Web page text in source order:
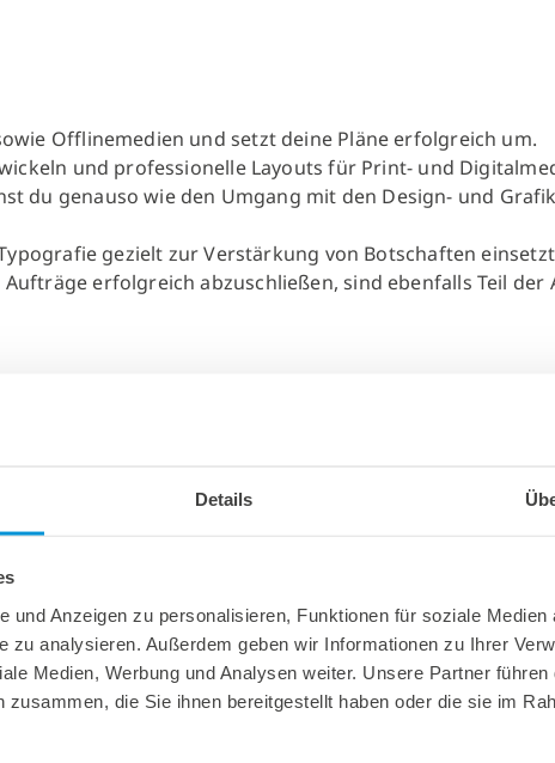
Details
und Anzeigen zu personalisieren, Funktionen für soziale Medien
zu analysieren. Außerdem geben wir Informationen zu Ihrer
Medien, Werbung und Analysen weiter. Unsere Partner
zusammen, die Sie ihnen bereitgestellt haben oder die sie im
Offlinemedien und setzt deine Pläne erfolgreich um.
und professionelle Layouts für Print- und
du genauso wie den Umgang mit den Design- und
gezielt zur Verstärkung von Botschaften
erfolgreich abzuschließen, sind ebenfalls Teil der
der Schule liegen dir Fächer wie Kunst und IT besonders.
neuen Kontakten.